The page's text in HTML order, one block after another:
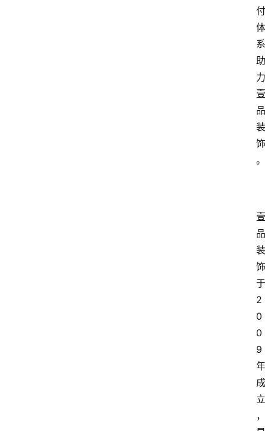
付
体
系
助
力
壹
品
装
饰
。
壹
品
装
饰
于
2
0
0
9
年
成
立
，